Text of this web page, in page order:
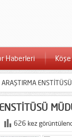
Haberleri Köşe
626 kez